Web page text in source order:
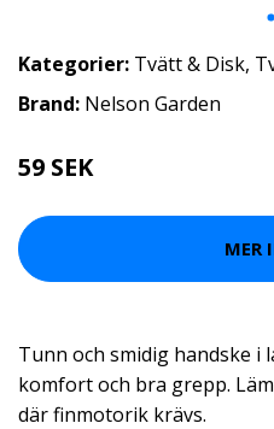
Kategorier: Tvätt & Disk,
Brand: Nelson Garden
59 SEK
MER
Tunn och smidig handske i
komfort och bra grepp.
där finmotorik krävs.